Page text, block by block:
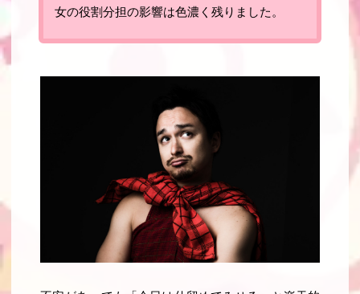
女の役割分担の影響は色濃く残りました。